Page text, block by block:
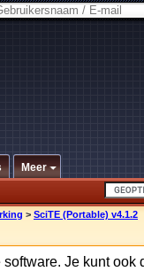
Meer
> SciTE (Portable) v4.1.2
Je kunt ook